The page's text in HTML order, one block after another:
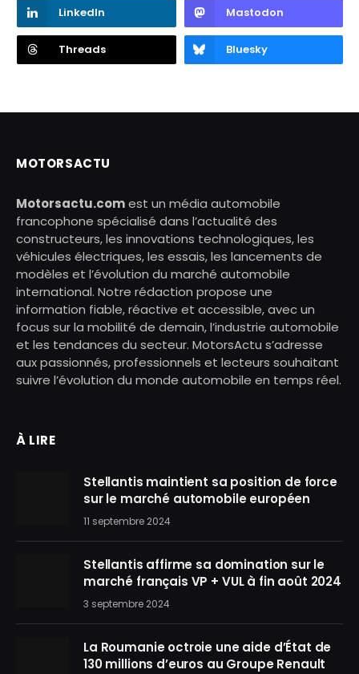
LinkedIn Mastodon
Threads Bluesky
MOTORSACTU
Motorsactu.comest un média automobile
francophone spécialisé dans l’actualité des
constructeurs, les innovations technologiques, les
véhicules électriques, les essais, les lancements de
modèles et l’évolution du marché automobile
international. Notre rédaction propose une
information fiable, réactive et accessible, avec un
focus sur la mobilité de demain, l’industrie automobile
et les tendances du secteur. MotorsActu s’adresse
aux passionnés, professionnels et lecteurs souhaitant
suivre l’évolution du monde automobile en temps réel.
À LIRE
Stellantis maintient sa position de force
sur le marché automobile européen
11 septembre 2024
Stellantis affirme sa domination sur le
marché français VP + VUL à fin août 2024
3 septembre 2024
La Roumanie octroie une aide d’État de
130 millions d’euros au Groupe Renault